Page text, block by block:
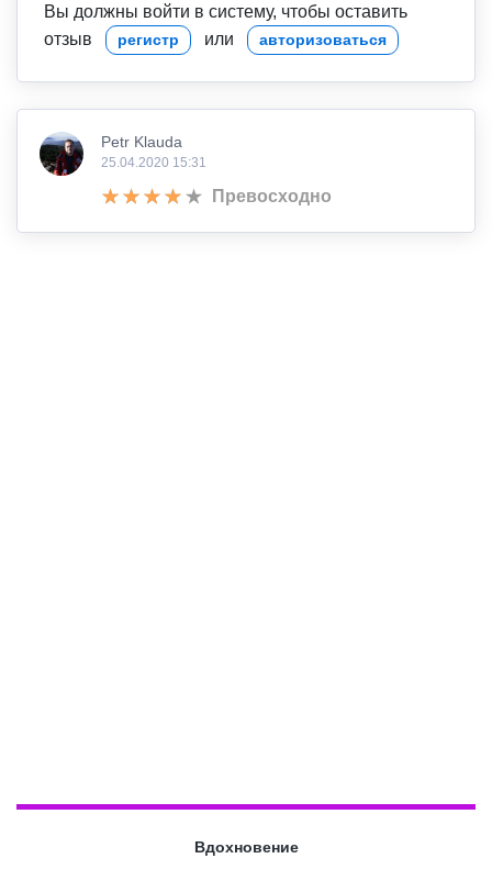
Вы должны войти в систему, чтобы оставить
отзыв
регистр или авторизоваться
Petr Klauda
25.04.2020 15:31
Превосходно
Вдохновение